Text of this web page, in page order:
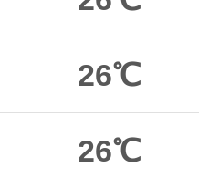
26℃
26℃